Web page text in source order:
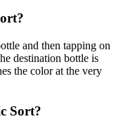
and then tapping on
destination bottle is
the color at the very
Sort?